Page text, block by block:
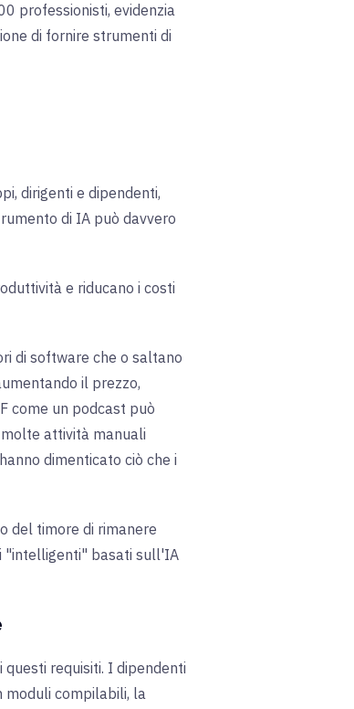
professionisti, evidenzia
di fornire strumenti di
dirigenti e dipendenti,
di IA può davvero
e riducano i costi
di software che o saltano
il prezzo,
come un podcast può
attività manuali
dimenticato ciò che i
del timore di rimanere
"intelligenti" basati sull'IA
requisiti. I dipendenti
moduli compilabili, la